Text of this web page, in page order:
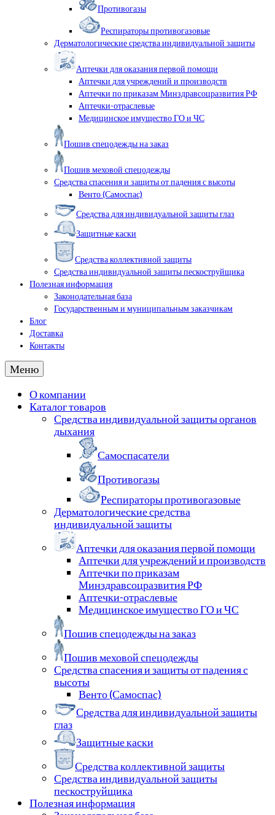
Противогазы
Респираторы противогазовые
Дерматологические средства индивидуальной защиты
Аптечки для оказания первой помощи
Аптечки для учреждений и производств
Аптечки по приказам Минздравсоцразвития РФ
Аптечки-отраслевые
Медицинское имущество ГО и ЧС
Пошив спецодежды на заказ
Пошив меховой спецодежды
Средства спасения и защиты от падения с высоты
Венто (Самоспас)
Средства для индивидуальной защиты глаз
Защитные каски
Средства коллективной защиты
Средства индивидуальной защиты пескоструйщика
Полезная информация
Законодательная база
Государственным и муниципальным заказчикам
Блог
Доставка
Контакты
Меню
О компании
Каталог товаров
Средства индивидуальной защиты органов
дыхания
Самоспасатели
Противогазы
Респираторы противогазовые
Дерматологические средства
индивидуальной защиты
Аптечки для оказания первой помощи
Аптечки для учреждений и производств
Аптечки по приказам
Минздравсоцразвития РФ
Аптечки-отраслевые
Медицинское имущество ГО и ЧС
Пошив спецодежды на заказ
Пошив меховой спецодежды
Средства спасения и защиты от падения с
высоты
Венто (Самоспас)
Средства для индивидуальной защиты
глаз
Защитные каски
Средства коллективной защиты
Средства индивидуальной защиты
пескоструйщика
Полезная информация